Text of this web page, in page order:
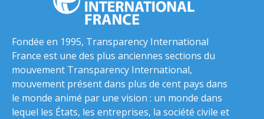
Fondée en 1995, Transparency International
France est une des plus anciennes sections du
mouvement Transparency International,
mouvement présent dans plus de cent pays dans
le monde animé par une vision : un monde dans
lequel les États, les entreprises, la société civile et